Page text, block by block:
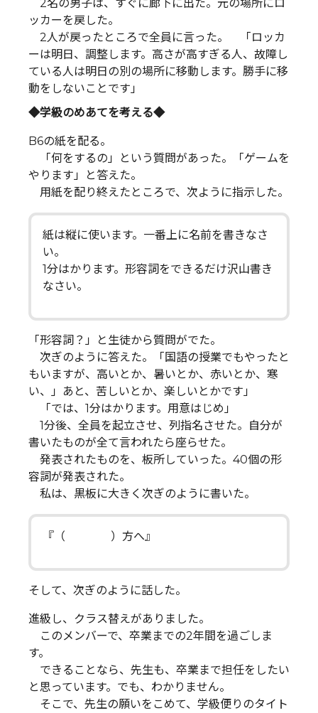
2名の男子は、すぐに廊下に出た。元の場所にロ
ッカーを戻した。
2人が戻ったところで全員に言った。 「ロッカ
ーは明日、調整します。高さが高すぎる人、故障し
ている人は明日の別の場所に移動します。勝手に移
動をしないことです」
◆学級のめあてを考える◆
B6の紙を配る。
「何をするの」という質問があった。「ゲームを
やります」と答えた。
用紙を配り終えたところで、次ように指示した。
紙は縦に使います。一番上に名前を書きなさ
い。
1分はかります。形容詞をできるだけ沢山書き
なさい。
「形容詞？」と生徒から質問がでた。
次ぎのように答えた。「国語の授業でもやったと
もいますが、高いとか、暑いとか、赤いとか、寒
い、」あと、苦しいとか、楽しいとかです」
「では、1分はかります。用意はじめ」
1分後、全員を起立させ、列指名させた。自分が
書いたものが全て言われたら座らせた。
発表されたものを、板所していった。40個の形
容詞が発表された。
私は、黒板に大きく次ぎのように書いた。
『（ ）方へ』
そして、次ぎのように話した。
進級し、クラス替えがありました。
このメンバーで、卒業までの2年間を過ごしま
す。
できることなら、先生も、卒業まで担任をしたい
と思っています。でも、わかりません。
そこで、先生の願いをこめて、学級便りのタイト